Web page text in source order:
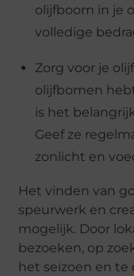
olijfboom in je
volledige
Zorg voor je
olijfbomen
is het
Geef ze
zonlicht en
Het vinden van
speurwerk en
mogelijk. Door
bezoeken, op
het seizoen en te